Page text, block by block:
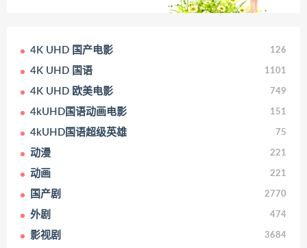
4K UHD 国产电影 126
4K UHD 国语 1101
4K UHD 欧美电影 749
4kUHD国语动画电影 151
4kUHD国语超级英雄 75
动漫 221
动画 221
国产剧 2770
外剧 474
影视剧 3684